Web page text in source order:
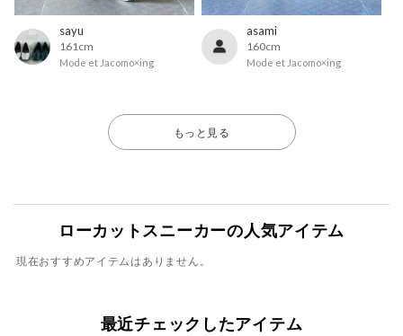
sayu
161cm
Mode et Jacomo×ing
asami
160cm
Mode et Jacomo×ing
もっと見る
ローカットスニーカーの人気アイテム
現在おすすめアイテムはありません。
最近チェックしたアイテム